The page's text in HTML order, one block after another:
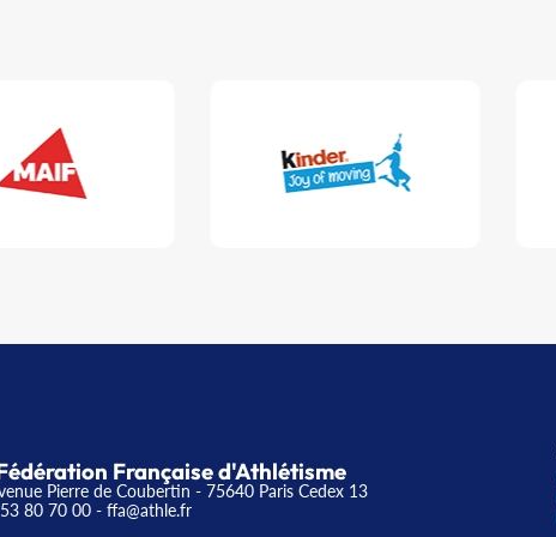
Française d'Athlétisme
Pierre de Coubertin - 75640 Paris Cedex 13
80 70 00 - ffa@athle.fr